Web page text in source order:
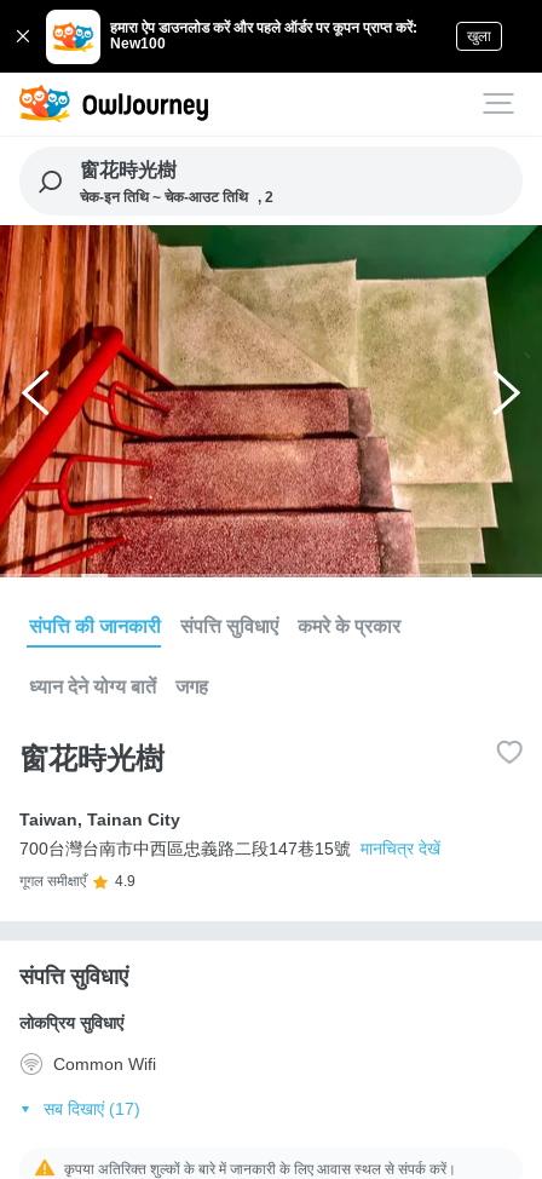
हमारा ऐप डाउनलोड करें और पहले ऑर्डर पर कूपन प्राप्त करें:
New100
खुला
窗花時光樹
चेक-इन तिथि ~ चेक-आउट तिथि , 2
संपत्ति की जानकारी संपत्ति सुविधाएं कमरे के प्रकार
ध्यान देने योग्य बातें जगह
窗花時光樹
Taiwan, Tainan City
700台灣台南市中西區忠義路二段147巷15號 मानचित्र देखें
गूगल समीक्षाएँ 4.9
संपत्ति सुविधाएं
लोकप्रिय सुविधाएं
Common Wifi
सब दिखाएं (17)
कृपया अतिरिक्त शुल्कों के बारे में जानकारी के लिए आवास स्थल से संपर्क करें।